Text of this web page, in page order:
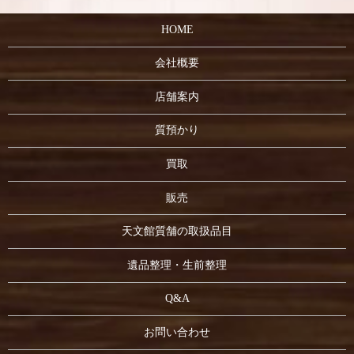
HOME
会社概要
店舗案内
質預かり
買取
販売
天文館質舗の取扱品目
遺品整理・生前整理
Q&A
お問い合わせ